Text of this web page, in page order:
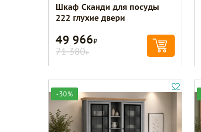
Шкаф Сканди для посуды
222 глухие двери
49 966Р
71 380Р
-30%